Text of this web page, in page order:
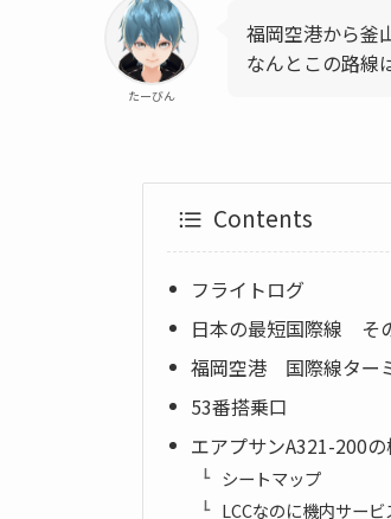
たーびん
福岡空港から釜
なんとこの路線
Contents
フライトログ
日本の最短国際線 そ
福岡空港 国際線ター
53番搭乗口
エアプサンA321-200の
シートマップ
LCCなのに機内サービ